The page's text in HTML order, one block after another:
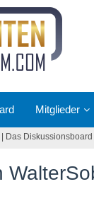
Mitglieder
Das